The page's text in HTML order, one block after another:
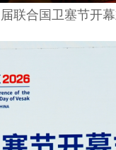
届联合国卫塞节开